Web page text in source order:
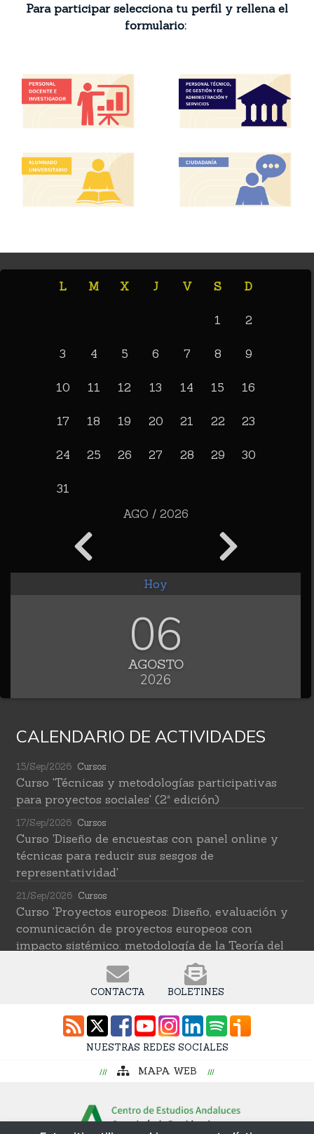
Para participar selecciona tu perfil y rellena el
formulario:
L M X J V S D
1 2
3 4 5 6 7 8 9
10 11 12 13 14 15 16
17 18 19 20 21 22 23
24 25 26 27 28 29 30
31
AGO / 2026
Hoy
06
AGOSTO
2026
CALENDARIO DE ACTIVIDADES
15/Sep/2026 Cursos
Curso 'Técnicas y metodologías participativas
para proyectos sociales' (2ª edición)
17/Sep/2026 Cursos
Curso 'Diseño de encuestas con panel online y
técnicas para reducir sus sesgos de
representatividad'
21/Sep/2026 Cursos
Curso 'Proyectos europeos: Diseño, evaluación y
comunicación de proyectos europeos con
impacto sistémico: metodología de la Teoría del
Cambio transformativa'
Cursos
ciencias sociales' (2ª edición)
Cursos
intelingente de datos'
Curso 'Una introducción a los métodos digitales y
las ciencias sociales computacionales'
CONTACTA BOLETINES
NUESTRAS REDES SOCIALES
MAPA WEB